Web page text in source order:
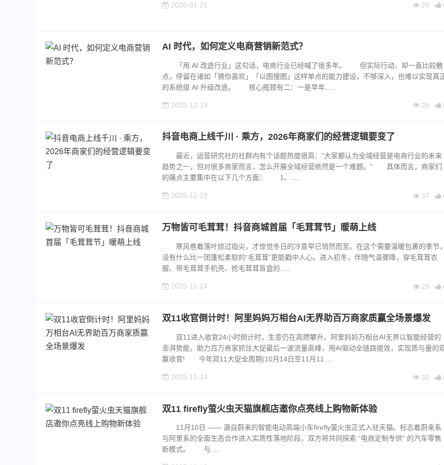
2026-01-21 29
AI 时代，如何定义电商营销新范式？
「用 AI 改造行业」这句话，电商行业已经喊了很多年。 但实际行动，却一直比较散
点，停留在诸如「猜你喜欢」「以图搜图」这样单点的能力建设，不够深入，也难以实现真
的系统级 AI 升级改造。 核心瓶颈有二：一是早年.....
2025-12-19 28
抖音电商上线千川 · 乘方，2026年商家们的经营逻辑要变了
最近，运营研究社的社群内有个话题热度很高：“大家都认为全域经营是电商行业的未来
趋势之一，但对很多商家而言，怎么开展全域经营依然是一个难题。” 具体而言，商家们
的痛点主要集中在以下几个方面： 1、.....
2025-12-19 37
万物皆可毛茸茸！抖音商城首届「毛茸茸节」暖萌上线
寒风卷着落叶掠过指尖，才惊觉冬日的冷意早已悄然而至。在这个需要温暖包裹的季节，
没有什么比一团蓬松柔软的“毛茸茸”更能戳中人心。进入初冬，伴随气温骤降，穿毛茸茸衣
服、带毛茸茸手机壳、抢毛茸茸盲盒的.....
2025-11-24 29
双11收官倒计时！阿里妈妈万相台AI无界助百万商家质赢全场景爆发
双11进入收官24小时倒计时，生意仍在高燃攀升。阿里妈妈万相台AI无界以智能经营的
澎湃势能，助力百万商家抓住大促最后一波流量高峰，用AI驱动全链路提效，实现质与量的
赢收官! 今年双11大促全周期(10月14日至11月11.....
2025-11-14 32
双11 firefly萤火虫天猫旗舰店邀你点亮线上购物新体验
11月10日 —— 源自蔚来的智能电动高端小车firefly萤火虫正式入驻天猫。标志着蔚来系
与阿里系的全面生态合作进入实质性落地阶段，双方将共同探索 “电商定制专供” 的汽车零售
新模式。 与.....